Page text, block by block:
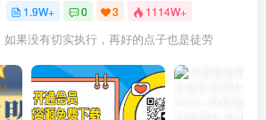
1.9W+ 0 3 1114W+
如果没有切实执行，再好的点子也是徒劳